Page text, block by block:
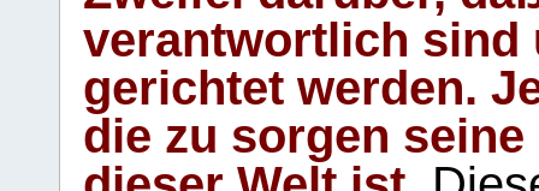
verantwortlich sind
gerichtet werden.
die zu sorgen